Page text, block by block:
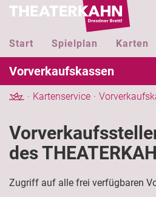
Start Spielplan Karten
Vorverkaufskassen
Kartenservice
des
Zugriff auf alle frei verfügbaren